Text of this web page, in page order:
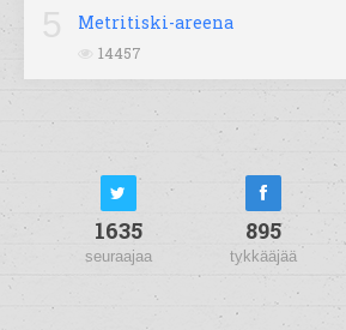
Metritiski-areena
14457
1635
seuraajaa
895
tykkääjää